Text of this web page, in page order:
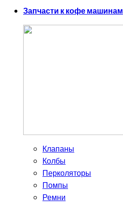
Запчасти к кофе машинам
Клапаны
Колбы
Перколяторы
Помпы
Ремни